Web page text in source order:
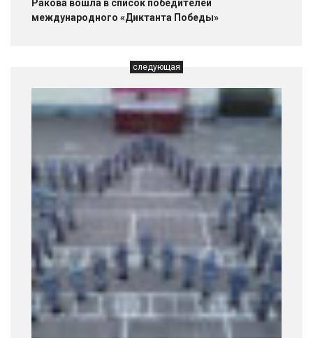
Ракова вошла в список победителей
международного «Диктанта Победы»
следующая